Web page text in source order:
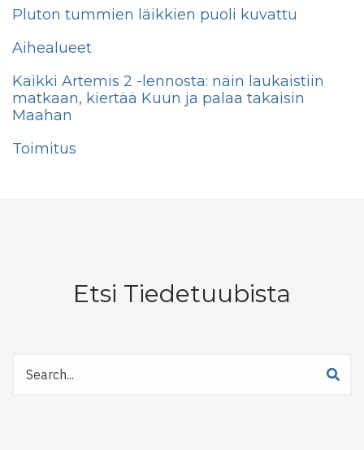
Pluton tummien läikkien puoli kuvattu
Aihealueet
Kaikki Artemis 2 -lennosta: näin laukaistiin
matkaan, kiertää Kuun ja palaa takaisin
Maahan
Toimitus
Etsi Tiedetuubista